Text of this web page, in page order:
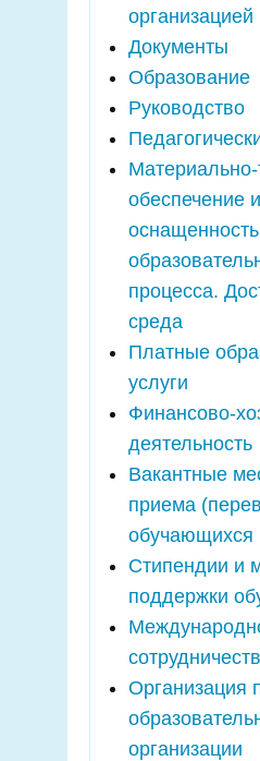
организацией
Документы
Образование
Руководство
Материально-
обеспечение и
оснащенность
процесса.
среда
Платные
услуги
Финансово-
деятельность
Вакантные
приема
обучающихся
Стипендии и
поддержки
Организация
организации